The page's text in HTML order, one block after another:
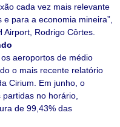
cada vez mais relevante
para a economia mineira”,
Airport, Rodrigo Côrtes.
aeroportos de médio
o mais recente relatório
Cirium. Em junho, o
no horário,
de 99,43% das